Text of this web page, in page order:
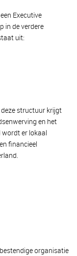
Executive
in de verdere
uit:
deze structuur krijgt
en het
wordt er lokaal
financieel
organisatie